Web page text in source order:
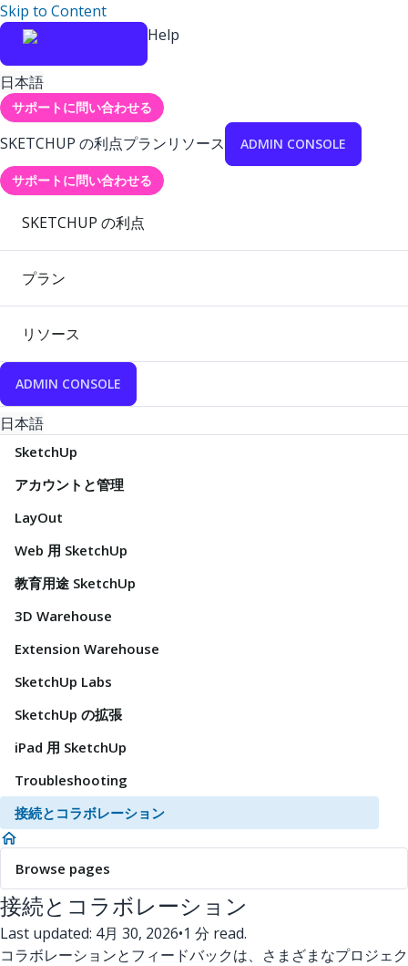
Skip to Content
Help
日本語
サポートに問い合わせる
SKETCHUP の利点プランリソース ADMIN CONSOLE
サポートに問い合わせる
SKETCHUP の利点
プラン
リソース
ADMIN CONSOLE
日本語
SketchUp
アカウントと管理
LayOut
Web 用 SketchUp
教育用途 SketchUp
3D Warehouse
Extension Warehouse
SketchUp Labs
SketchUp の拡張
iPad 用 SketchUp
Troubleshooting
接続とコラボレーション
Browse pages
接続とコラボレーション
Last updated: 4月 30, 2026•1 分 read.
コラボレーションとフィードバックは、さまざまなプロジェク